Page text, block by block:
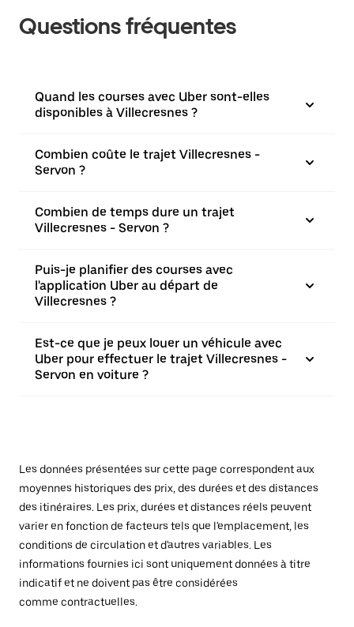
Questions fréquentes
Quand les courses avec Uber sont-elles
disponibles à Villecresnes ?
Combien coûte le trajet Villecresnes -
Servon ?
Combien de temps dure un trajet
Villecresnes - Servon ?
Puis-je planifier des courses avec
l'application Uber au départ de
Villecresnes ?
Est-ce que je peux louer un véhicule avec
Uber pour effectuer le trajet Villecresnes -
Servon en voiture ?
Les données présentées sur cette page correspondent aux
moyennes historiques des prix, des durées et des distances
des itinéraires. Les prix, durées et distances réels peuvent
varier en fonction de facteurs tels que l'emplacement, les
conditions de circulation et d'autres variables. Les
informations fournies ici sont uniquement données à titre
indicatif et ne doivent pas être considérées
comme contractuelles.